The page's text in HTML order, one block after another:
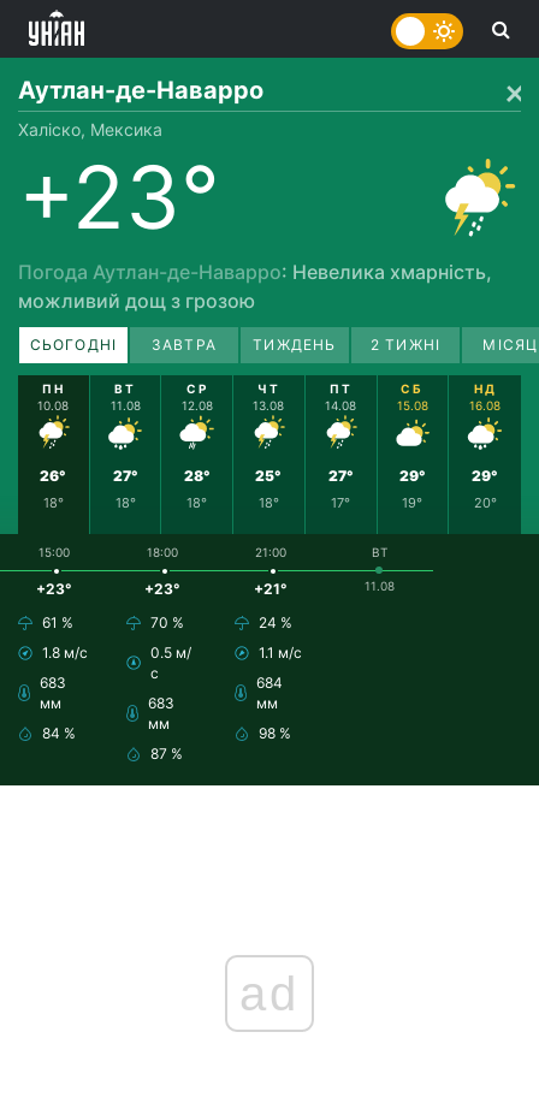
Аутлан-де-Наварро
Халіско, Мексика
+23°
Погода Аутлан-де-Наварро: Невелика хмарність,
можливий дощ з грозою
СЬОГОДНІ ЗАВТРА ТИЖДЕНЬ 2 ТИЖНІ
ПН
10.08
26°
18°
ВТ
11.08
27°
18°
СР
12.08
28°
18°
ЧТ
13.08
25°
18°
ПТ
14.08
27°
17°
СБ
15.08
29°
19°
НД
16.08
29°
20°
15:00
+23°
61 %
1.8 м/с
683
мм
84 %
18:00
+23°
70 %
0.5 м/
с
683
мм
87 %
21:00
+21°
24 %
1.1 м/с
684
мм
98 %
ВТ
11.08
ad